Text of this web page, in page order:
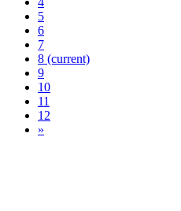
5
6
7
8 (current)
9
10
11
12
»